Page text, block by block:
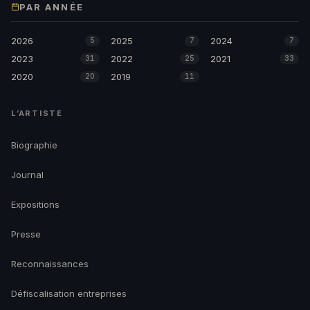
PAR ANNÉE
2026 5 2025 7 2024 7
2023 31 2022 25 2021 33
2020 20 2019 11
L’ARTISTE
Biographie
Journal
Expositions
Presse
Reconnaissances
Défiscalisation entreprises